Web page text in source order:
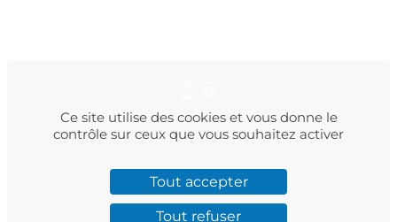
POLITIQUE DE CONFIDENTIALITÉ
FacebookInstagram
LinkedIn
TwitterYouTube
Ce site utilise des cookies et vous donne le
contrôle sur ceux que vous souhaitez activer
Tout accepter
Tout refuser